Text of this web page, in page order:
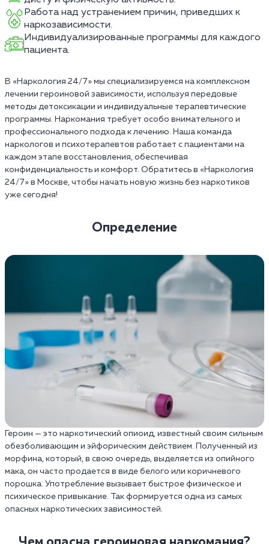
Работа над устранением причин, приведших к
наркозависимости.
Индивидуализированные программы для каждого
пациента.
В «Наркология 24/7» мы специализируемся на комплексном
лечении героиновой зависимости, используя передовые
методы детоксикации и индивидуальные терапевтические
программы. Наркомания требует особо внимательного и
профессионального подхода к лечению. Наша команда
наркологов и психотерапевтов работает с пациентами на
каждом этапе восстановления, обеспечивая
конфиденциальность и комфорт. Обратитесь в «Наркология
24/7» в Москве, чтобы начать новую жизнь без наркотиков
уже сегодня!
Определение
Героин — это наркотический опиоид, известный своим сильным
обезболивающим и эйфорическим действием. Полученный из
морфина, который, в свою очередь, выделяется из опийного
мака, он часто продается в виде белого или коричневого
порошка. Употребление вызывает быстрое физическое и
психическое привыкание. Так формируется одна из самых
опасных наркотических зависимостей.